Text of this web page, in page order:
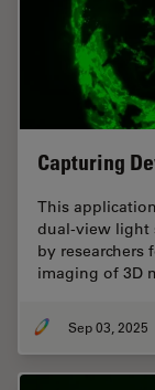
Capturing
This
dual-view light
by
imaging of 3D
Sep 03, 2025